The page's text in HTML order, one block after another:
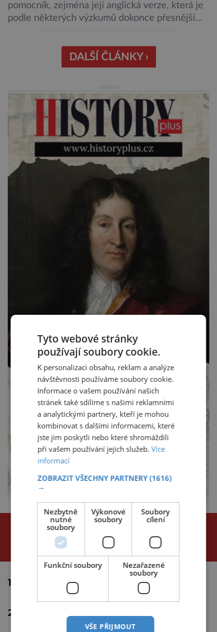
pomocník, zejména její anglická verze, která je
podle některých výzkumů dokonce přesnější
křišťálovou kouli, ze které umělá inteligence
věštila, které technologie v dohledné
Za vším stojí australští výzkumníci, kteří pomocí
umělé inteligence a […]
DALŠÍ ČLÁNKY ›
NEJČTENĚJŠÍ ČLÁNKY
za poslední
1.
Proč se tropické cyklóny netvoří u
2.
Tyto webové stránky
používají soubory cookie.
K personalizaci obsahu, reklam a analýze
návštěvnosti používáme soubory cookie.
Informace o vašem používání našich
stránek také sdílíme s našimi reklamními
a analytickými partnery, kteří je mohou
kombinovat s dalšími informacemi, které
jste jim poskytli nebo které shromáždili
při vašem používání jejich služeb.Více
informací
ZOBRAZIT VŠECHNY PARTNERY(1616)
→
Nezbytně
nutné
soubory
Výkonové
soubory
Soubory
cílení
Funkční soubory
Nezařazené
soubory
VŠE PŘIJMOUT